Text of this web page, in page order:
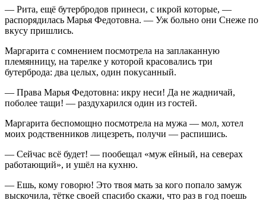
— Рита, ещё бутербродов принеси, с икрой которые, —
распорядилась Марья Федотовна. — Уж больно они Снеже по
вкусу пришлись.
Маргарита с сомнением посмотрела на заплаканную
племянницу, на тарелке у которой красовались три
бутерброда: два целых, один покусанный.
— Права Марья Федотовна: икру неси! Да не жадничай,
поболее тащи! — раздухарился один из гостей.
Маргарита беспомощно посмотрела на мужа — мол, хотел
моих родственников лицезреть, получи — распишись.
— Сейчас всё будет! — пообещал «муж ейный, на северах
работающий», и ушёл на кухню.
— Ешь, кому говорю! Это твоя мать за кого попало замуж
выскочила, тётке своей спасибо скажи, что раз в год поешь